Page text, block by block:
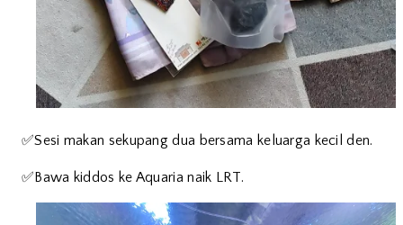
✅Sesi makan sekupang dua bersama keluarga kecil den.
✅Bawa kiddos ke Aquaria naik LRT.